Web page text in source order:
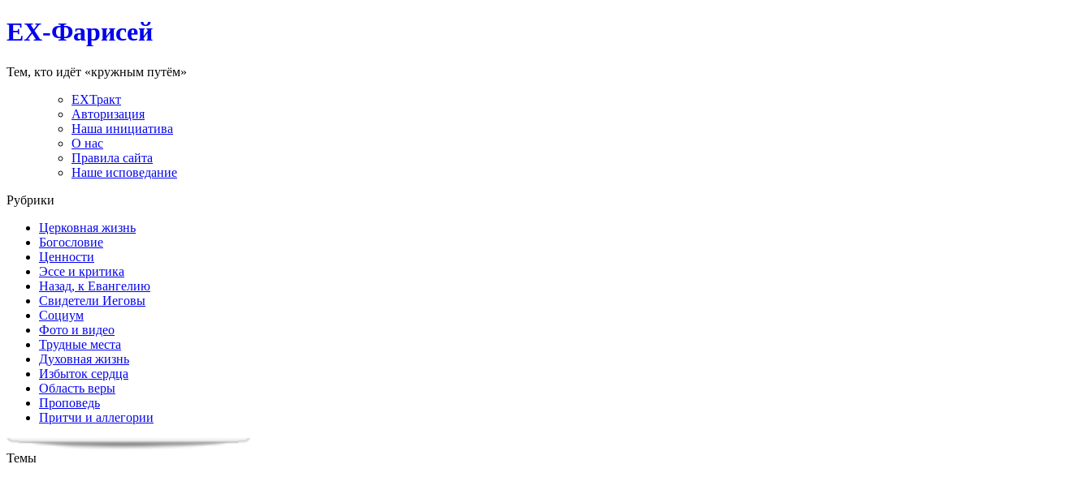
EX-Фарисей
Тем, кто идёт «кружным путём»
EXТракт
Авторизация
Наша инициатива
О нас
Правила сайта
Наше исповедание
Рубрики
Церковная жизнь
Богословие
Ценности
Эссе и критика
Назад, к Евангелию
Свидетели Иеговы
Социум
Фото и видео
Трудные места
Духовная жизнь
Избыток сердца
Область веры
Проповедь
Притчи и аллегории
Темы